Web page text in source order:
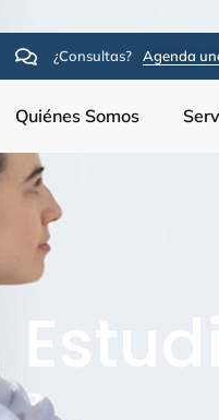
¿Consultas? Agenda
Quiénes Somos